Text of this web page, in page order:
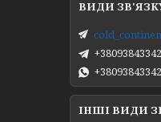
ІНШІ ВИДИ